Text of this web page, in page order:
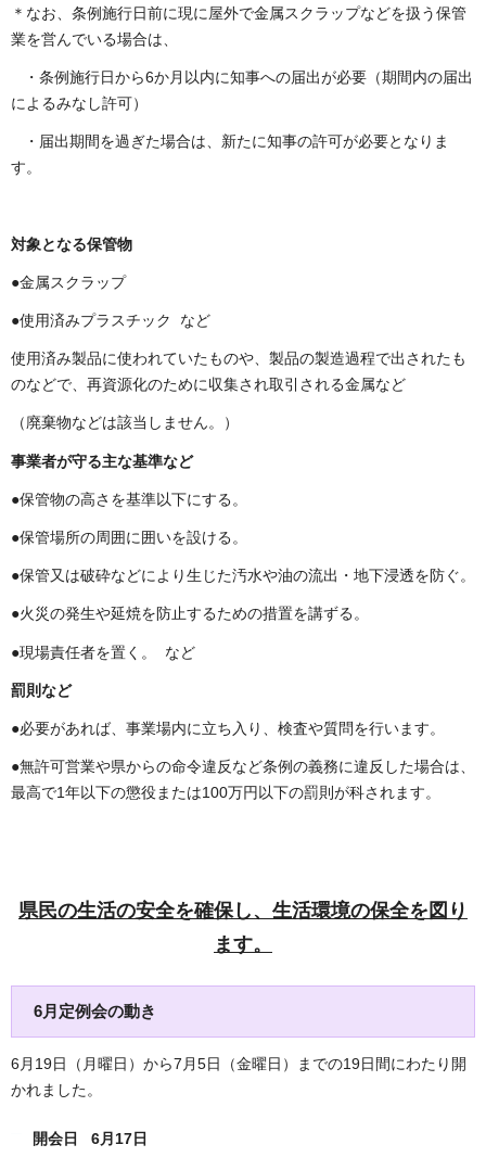
＊なお、条例施行日前に現に屋外で金属スクラップなどを扱う保管
業を営んでいる場合は、
・条例施行日から6か月以内に知事への届出が必要（期間内の届出
によるみなし許可）
・届出期間を過ぎた場合は、新たに知事の許可が必要となりま
す。
対象となる保管物
●金属スクラップ
●使用済みプラスチック など
使用済み製品に使われていたものや、製品の製造過程で出されたも
のなどで、再資源化のために収集され取引される金属など
（廃棄物などは該当しません。）
事業者が守る主な基準など
●保管物の高さを基準以下にする。
●保管場所の周囲に囲いを設ける。
●保管又は破砕などにより生じた汚水や油の流出・地下浸透を防ぐ。
●火災の発生や延焼を防止するための措置を講ずる。
●現場責任者を置く。 など
罰則など
●必要があれば、事業場内に立ち入り、検査や質問を行います。
●無許可営業や県からの命令違反など条例の義務に違反した場合は、
最高で1年以下の懲役または100万円以下の罰則が科されます。
県民の生活の安全を確保し、生活環境の保全を図り
ます。
6月定例会の動き
6月19日（月曜日）から7月5日（金曜日）までの19日間にわたり開
かれました。
開会日 6月17日